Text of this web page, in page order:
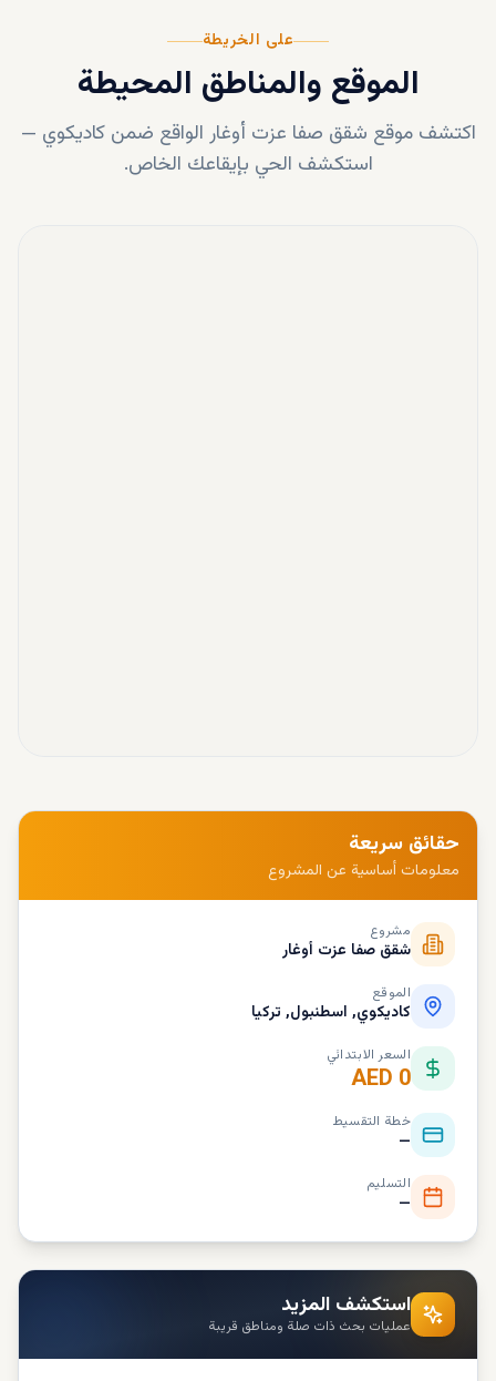
على الخريطة
الموقع والمناطق المحيطة
اكتشف موقع شقق صفا عزت أوغار الواقع ضمن كاديكوي —
استكشف الحي بإيقاعك الخاص.
حقائق سريعة
معلومات أساسية عن المشروع
مشروع
شقق صفا عزت أوغار
الموقع
كاديكوي, اسطنبول, تركيا
السعر الابتدائي
AED 0
خطة التقسيط
—
التسليم
—
استكشف المزيد
عمليات بحث ذات صلة ومناطق قريبة